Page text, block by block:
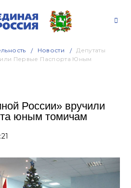
Новости
Депутаты
Первые Паспорта Юным
России» вручили
юным томичам